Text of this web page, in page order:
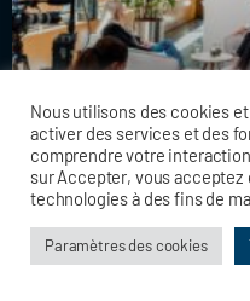
POURQUOI
La captation
événements ou les
Nous utilisons des cookies
activer des services et des
comprendre votre
sur Accepter, vous
technologies à des fins de
Paramètres des cookies